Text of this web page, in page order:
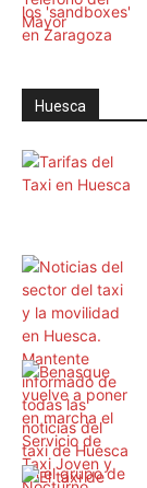
Huesca